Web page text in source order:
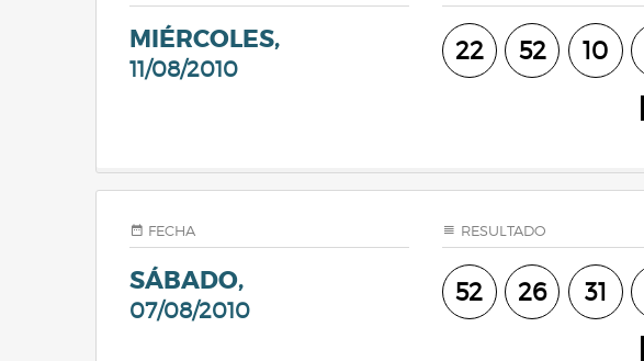
MIÉRCOLES,
11/08/2010
22 52 10
FECHA
SÁBADO,
07/08/2010
RESULTADO
52 26 31